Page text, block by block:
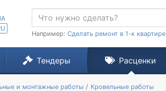
Например: Сделать ремонт в 1-к квартире
Тендеры Расценки
и монтажные работы Кровельные работы